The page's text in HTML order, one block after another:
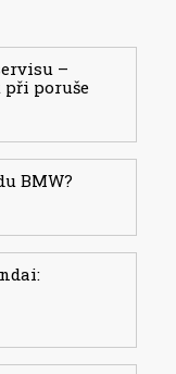
–
poruše
BMW?